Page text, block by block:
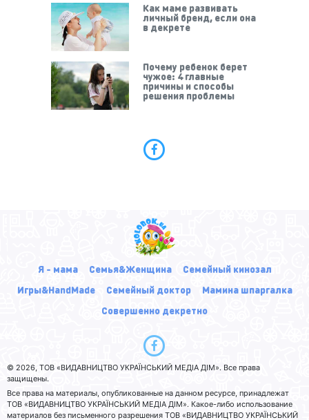
Как маме развивать
личный бренд, если она
в декрете
Почему ребенок берет
чужое: 4 главные
причины и способы
решения проблемы
Я - мама Семья&Женщина
Семейный кинозал
Игры&HandMade
Семейный доктор
Мамина шпаргалка
Совершенно декретно
© 2026, ТОВ «ВИДАВНИЦТВО УКРАЇНСЬКИЙ МЕДІА ДІМ». Все права
защищены.
Все права на материалы, опубликованные на данном ресурсе, принадлежат
ТОВ «ВИДАВНИЦТВО УКРАЇНСЬКИЙ МЕДІА ДІМ». Какое-либо использование
материалов без письменного разрешения ТОВ «ВИДАВНИЦТВО УКРАЇНСЬКИЙ